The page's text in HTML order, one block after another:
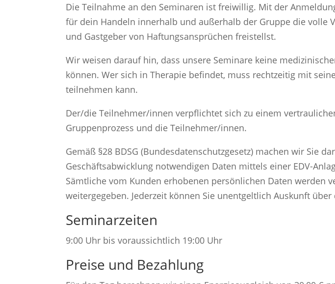
Die Teilnahme an den Seminaren ist freiwillig. Mit der
für dein Handeln innerhalb und außerhalb der Gruppe die
und Gastgeber von Haftungsansprüchen freistellst.
Wir weisen darauf hin, dass unsere Seminare keine
können. Wer sich in Therapie befindet, muss rechtzeitig mit
teilnehmen kann.
Der/die Teilnehmer/innen verpflichtet sich zu einem
Gruppenprozess und die Teilnehmer/innen.
Gemäß §28 BDSG (Bundesdatenschutzgesetz) machen wir Sie
Geschäftsabwicklung notwendigen Daten mittels einer EDV-
Sämtliche vom Kunden erhobenen persönlichen Daten werden
weitergegeben. Jederzeit können Sie unentgeltlich Auskunft
Seminarzeiten
9:00 Uhr bis voraussichtlich 19:00 Uhr
Preise und Bezahlung